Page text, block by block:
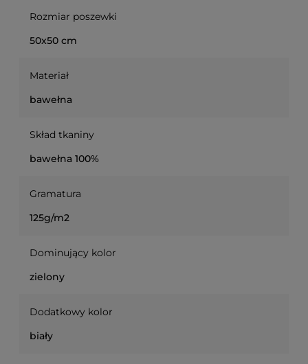
Rozmiar poszewki
50x50 cm
Materiał
bawełna
Skład tkaniny
bawełna 100%
Gramatura
125g/m2
Dominujący kolor
zielony
Dodatkowy kolor
biały